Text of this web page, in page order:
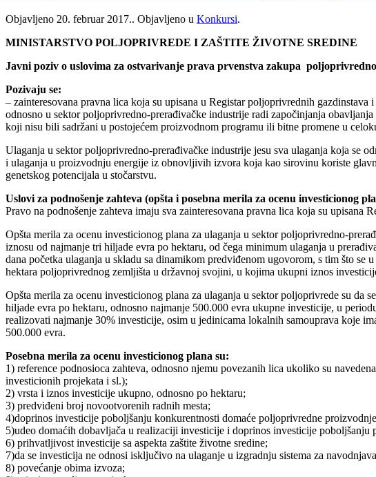
Objavljeno 20. februar 2017.. Objavljeno u Konkursi.
MINISTARSTVO POLJOPRIVREDE I ZAŠTITE ŽIVOTNE SREDINE
Javni poziv o uslovima za ostvarivanje prava prvenstva zakupa
Pozivaju se:
– zainteresovana pravna lica koja su upisana u Registar poljoprivrednih
odnosno u sektor poljoprivredno-prerađivačke industrije radi započinjanja
koji nisu bili sadržani u postojećem proizvodnom programu ili bitne promene u
Ulaganja u sektor poljoprivredno-prerađivačke industrije jesu sva ulaganja koja
i ulaganja u proizvodnju energije iz obnovljivih izvora koja kao sirovinu koriste
genetskog potencijala u stočarstvu.
Uslovi za podnošenje zahteva (opšta i posebna merila za ocenu investicionog
Pravo na podnošenje zahteva imaju sva zainteresovana pravna lica koja su upisana
Opšta merila za ocenu investicionog plana za ulaganja u sektor poljoprivredno-
iznosu od najmanje tri hiljade evra po hektaru, od čega minimum ulaganja u
dana početka ulaganja u skladu sa dinamikom predviđenom ugovorom, s tim što
hektara poljoprivrednog zemljišta u državnoj svojini, u kojima ukupni iznos
Opšta merila za ocenu investicionog plana za ulaganja u sektor poljoprivrede su da
hiljade evra po hektaru, odnosno najmanje 500.000 evra ukupne investicije, u
realizovati najmanje 30% investicije, osim u jedinicama lokalnih samouprava koje
500.000 evra.
Posebna merila za ocenu investicionog plana su:
1) reference podnosioca zahteva, odnosno njemu povezanih lica ukoliko su
investicionih projekata i sl.);
2) vrsta i iznos investicije ukupno, odnosno po hektaru;
3) predviđeni broj novootvorenih radnih mesta;
4)doprinos investicije poboljšanju konkurentnosti domaće poljoprivredne
5)udeo domaćih dobavljača u realizaciji investicije i doprinos investicije
6) prihvatljivost investicije sa aspekta zaštite životne sredine;
7)da se investicija ne odnosi isključivo na ulaganje u izgradnju sistema za
8) povećanje obima izvoza;